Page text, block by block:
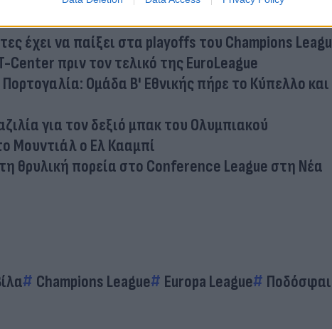
έχει να παίξει στα playoffs του Champions
Center πριν τον τελικό της EuroLeague
Ομάδα Β' Εθνικής πήρε το Κύπελλο
για τον δεξιό μπακ του Ολυμπιακού
Μουντιάλ ο Ελ Κααμπί
θρυλική πορεία στο Conference League στη Νέα
Champions League Europa League